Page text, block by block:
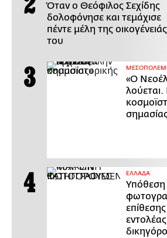
Όταν ο Θεόφιλος Σεχίδης
δολοφόνησε και τεμάχισε
πέντε μέλη της οικογένειάς
του
«Ο
λούεται.
ΕΛΛΑΔΑ
Υπόθεση
επίθεσης